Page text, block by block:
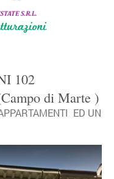
102
di Marte )
ED UN